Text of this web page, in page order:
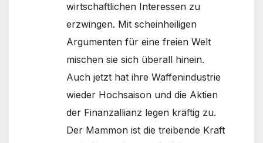
wirtschaftlichen Interessen zu
erzwingen. Mit scheinheiligen
Argumenten für eine freien Welt
mischen sie sich überall hinein.
Auch jetzt hat ihre Waffenindustrie
wieder Hochsaison und die Aktien
der Finanzallianz legen kräftig zu.
Der Mammon ist die treibende Kraft